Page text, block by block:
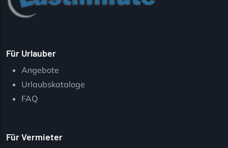
Für Urlauber
Angebote
Urlaubskataloge
FAQ
Für Vermieter